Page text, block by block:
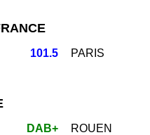
101.5 PARIS
DAB+
ROUEN